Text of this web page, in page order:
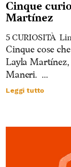
Cinque
Martínez
5 CURIOSITÀ
Cinque cose
Layla
Maneri. …
Leggi tutto